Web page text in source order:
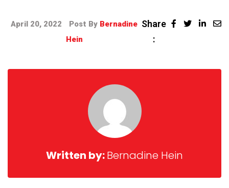
April 20, 2022 Post By Bernadine
Hein
Share
:
Written by:Bernadine Hein